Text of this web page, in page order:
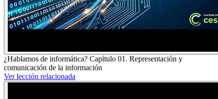
¿Hablamos de informática? Capítulo 01. Representación y
comunicación de la información
Ver lección relacionada